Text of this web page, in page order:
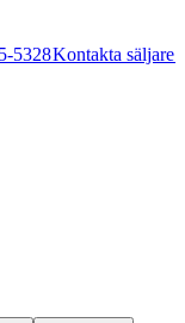
5328​​Kontakta säljare​​